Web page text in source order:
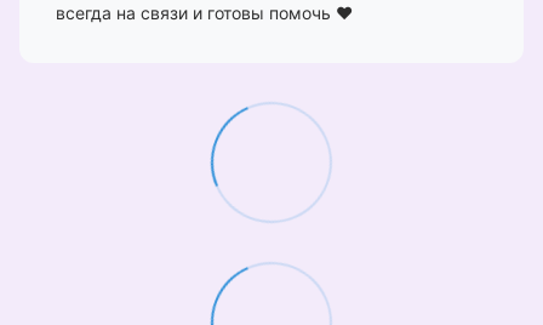
всегда на связи и готовы помочь ❤️